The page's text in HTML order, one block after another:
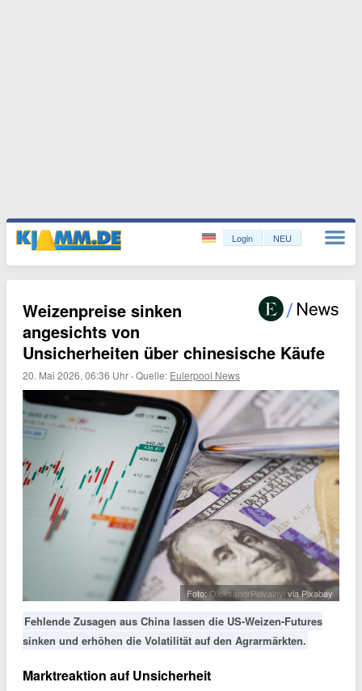
Login NEU
Weizenpreise sinken
angesichts von
Unsicherheiten über chinesische Käufe
20. Mai 2026, 06:36 Uhr ·Quelle: Eulerpool News
Foto:OleksandrPidvalnyivia Pixabay
Fehlende Zusagen aus China lassen die US-Weizen-Futures
sinken und erhöhen die Volatilität auf den Agrarmärkten.
Marktreaktion auf Unsicherheit